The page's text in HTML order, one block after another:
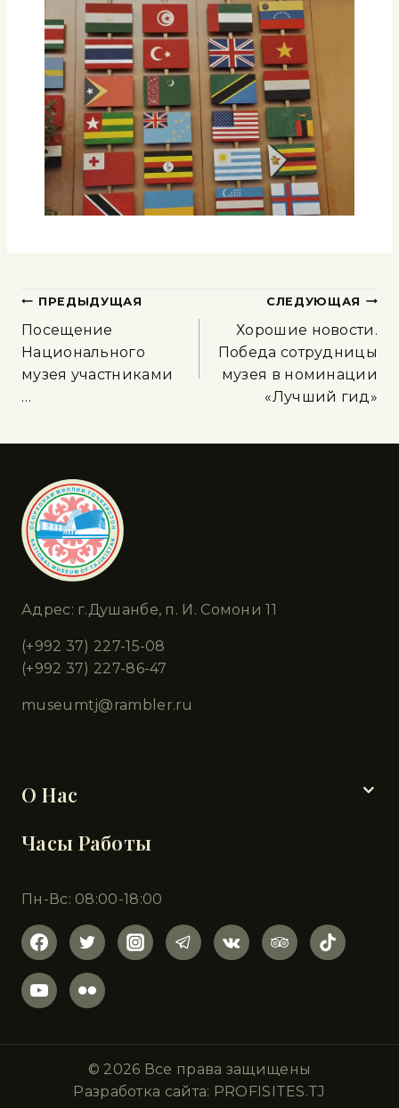
ПРЕДЫДУЩАЯ
Посещение
Национального
музея участниками
…
СЛЕДУЮЩАЯ
Хорошие новости.
Победа сотрудницы
музея в номинации
«Лучший гид»
Адрес: г.Душанбе, п. И. Сомони 11
(+992 37) 227-15-08
(+992 37) 227-86-47
museumtj@rambler.ru
О Нас
Часы Работы
Пн-Вс: 08:00-18:00
© 2026 Все права защищены
Разработка сайта: PROFISITES.TJ